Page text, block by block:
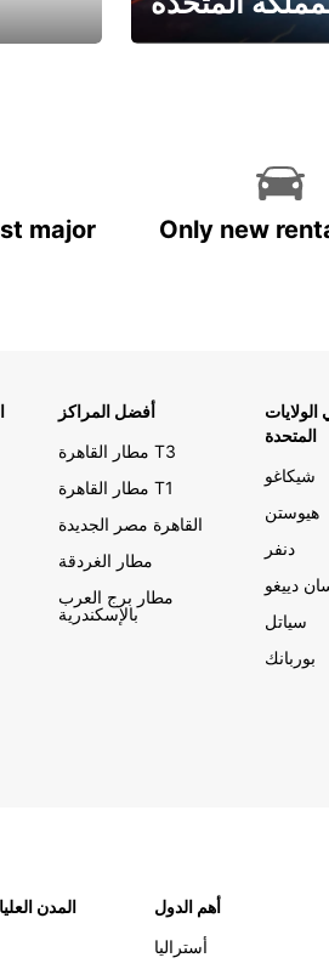
major
Only new
أفضل المراكز
مطار القاهرة T3
مطار القاهرة T1
القاهرة مصر الجديدة
مطار الغردقة
مطار برج العرب
بالإسكندرية
المتحدة
شيكاغو
هيوستن
دنفر
دييغو
سياتل
بوربانك
"المدن
أهم الدول
أستراليا